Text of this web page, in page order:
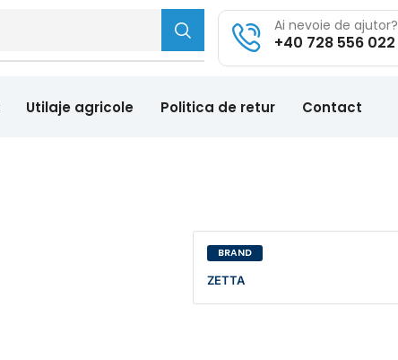
Ai nevoie de ajutor?
+40 728 556 022
Utilaje agricole Politica de retur Contact
BRAND
ZETTA